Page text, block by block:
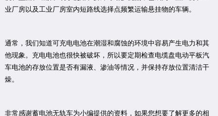
业厂房以及工业厂房室内短路线选择点频繁运输悬挂物的车辆。
通常，我们知道可充电电池在潮湿和腐蚀的环境中容易产生电力和其
他现象。充电电池也很快被破坏，所以要定期检查电缆盘电动平板汽
车电池的存放位置是否有漏液、渗油等情况，并保持存放位置清洁干
燥。
非常感谢蓄电池无轨车为小编提供的资料，如果您想要了解更多的相